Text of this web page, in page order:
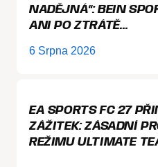
NADĚJNÁ“: BEIN
ANI PO ZTRÁTĚ…
6 Srpna 2026
EA SPORTS FC 27
ZÁŽITEK: ZÁSADNÍ
REŽIMU ULTIMATE